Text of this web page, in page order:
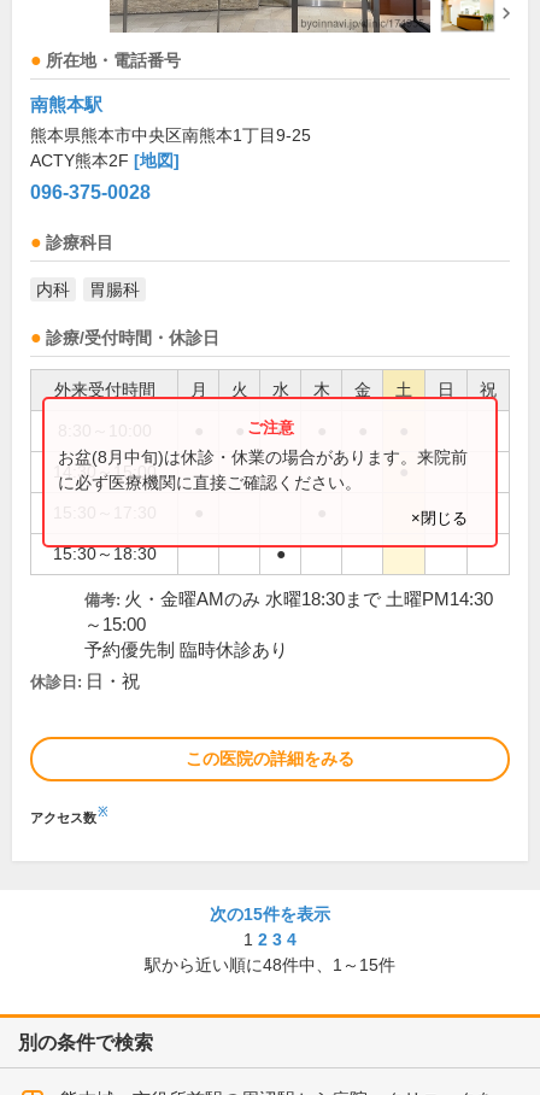
所在地・電話番号
南熊本駅
熊本県熊本市中央区南熊本1丁目9-25
ACTY熊本2F [地図]
096-375-0028
診療科目
内科 胃腸科
診療/受付時間・休診日
外来受付時間 月 火 水 木 金 土 日 祝
●
14:30～15:00 ●
15:30～18:30 ●
お盆(8月中旬)は休診・休業の場合があります。来院前
に必ず医療機関に直接ご確認ください。
×閉じる
備考: 火・金曜AMのみ 水曜18:30まで 土曜PM14:30
～15:00
予約優先制 臨時休診あり
休診日: 日・祝
この医院の詳細をみる
アクセス数※
次の15件を表示
1 2 3 4
駅から近い順に48件中、 1～15件
別の条件で検索